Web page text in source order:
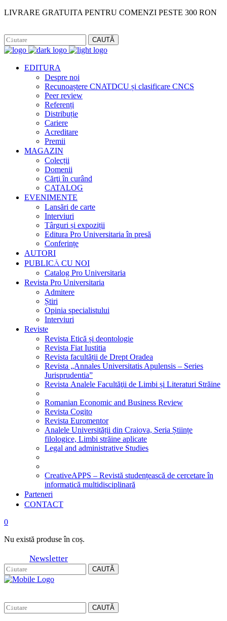
LIVRARE GRATUITA PENTRU COMENZI PESTE 300 RON
CAUTĂ
EDITURA
Despre noi
Recunoaștere CNATDCU și clasificare CNCS
Peer review
Referenți
Distribuție
Cariere
Acreditare
Premii
MAGAZIN
Colecții
Domenii
Cărţi în curând
CATALOG
EVENIMENTE
Lansări de carte
Interviuri
Târguri și expoziții
Editura Pro Universitaria în presă
Conferințe
AUTORI
PUBLICĂ CU NOI
Catalog Pro Universitaria
Revista Pro Universitaria
Admitere
Știri
Opinia specialistului
Interviuri
Reviste
Revista Etică și deontologie
Revista Fiat Iustitia
Revista facultății de Drept Oradea
Revista „Annales Universitatis Apulensis – Series
Jurisprudentia”
Revista Analele Facultăţii de Limbi și Literaturi Străine
Romanian Economic and Business Review
Revista Cogito
Revista Euromentor
Analele Universității din Craiova, Seria Științe
filologice, Limbi străine aplicate
Legal and administrative Studies
CreativeAPPS – Revistă studențească de cercetare în
informatică multidisciplinară
Parteneri
CONTACT
0
Nu există produse în coș.
Newsletter
CAUTĂ
CAUTĂ